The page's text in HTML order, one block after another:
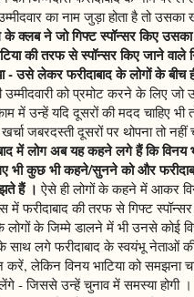
का नाम जुड़ा होता है तो
के क्लब ने जो गिफ्ट स्पॉन्सर किए
की तरफ से स्पॉन्सर किए जाने वाले
- उसे लेकर फरीदाबाद के लोगों के बीच
उम्मीदवारी को प्रमोट करने के लिए
में उन्हें यदि दूसरों की मदद चाहिए
जबरदस्ती दूसरों पर थोपना तो नहीं
में लोग अब यह कहने लगे हैं कि
भी कुछ भी कहने/सुनने को और
हैं । ऐसे ही लोगों के कहने में आकर
में फरीदाबाद की तरफ से गिफ्ट
लोगों के जिम्मे डालने में भी उनसे कोई
साथ लगे फरीदाबाद के स्वयंभू नेताओं की
लेकिन विनय भाटिया को समझना
- जिससे उन्हें चुनाव में समस्या होगी ।